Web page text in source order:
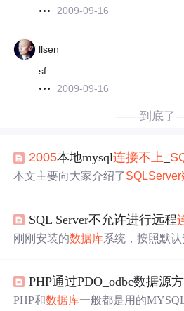
2009-09-16
llsen
sf
2009-09-16
——到底了
2005本地mysql连接不上
本文主要向大家介绍了SQLServer
连接连不上的解决办法收藏
我怕以后还会遇到这问题,干脆我
SQL Server不允许进行远程
刚刚安装的数据库系统，按照默
可能会导致此失败。 (provider: 命
- 无法打开到 SQL Server的连接) "
PHP通过PDO_odbc数据源
PHP和数据库一般都是用的